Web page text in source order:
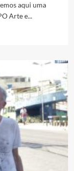
aqui uma
Arte e...